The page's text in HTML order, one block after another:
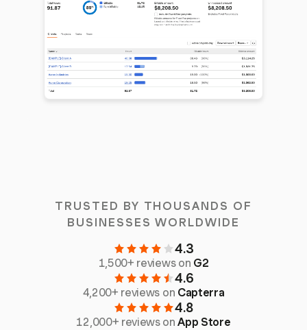
TRUSTED BY THOUSANDS OF
BUSINESSES WORLDWIDE
4.3
1,500+ reviews on G2
4.6
4,200+ reviews on Capterra
4.8
12,000+ reviews onApp Store